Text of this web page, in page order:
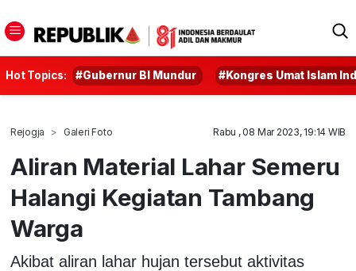
Hot Topics: #Gubernur BI Mundur #Kongres Umat Islam
Rejogja Galeri Foto Rabu , 08 Mar 2023, 19:14 WIB
Aliran Material Lahar Semeru
Halangi Kegiatan Tambang
Warga
Akibat aliran lahar hujan tersebut aktivitas